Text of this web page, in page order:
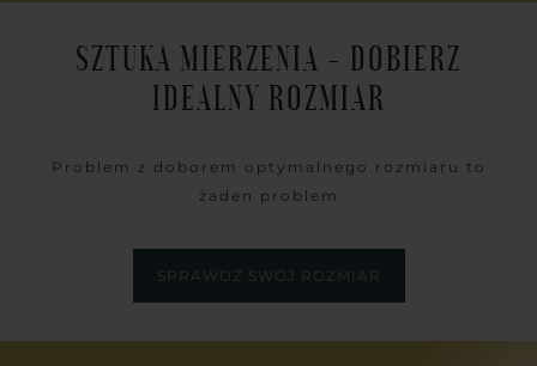
SZTUKA MIERZENIA - DOBIERZ
IDEALNY ROZMIAR
Problem z doborem optymalnego rozmiaru to
żaden problem
SPRAWDŹ SWÓJ ROZMIAR